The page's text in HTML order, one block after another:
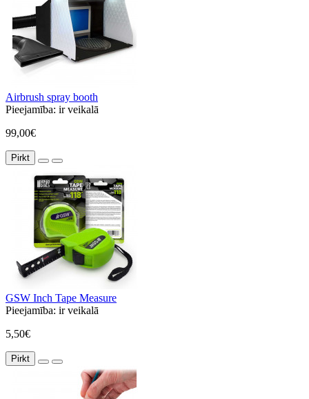
Airbrush spray booth
Pieejamība: ir veikalā
99,00€
Pirkt
GSW Inch Tape Measure
Pieejamība: ir veikalā
5,50€
Pirkt